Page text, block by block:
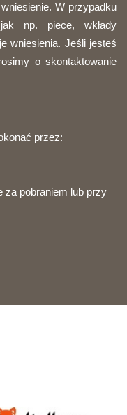
W przypadku
np. piece, wkłady
wniesienia. Jeśli jesteś
o skontaktowanie
przez:
za pobraniem lub przy